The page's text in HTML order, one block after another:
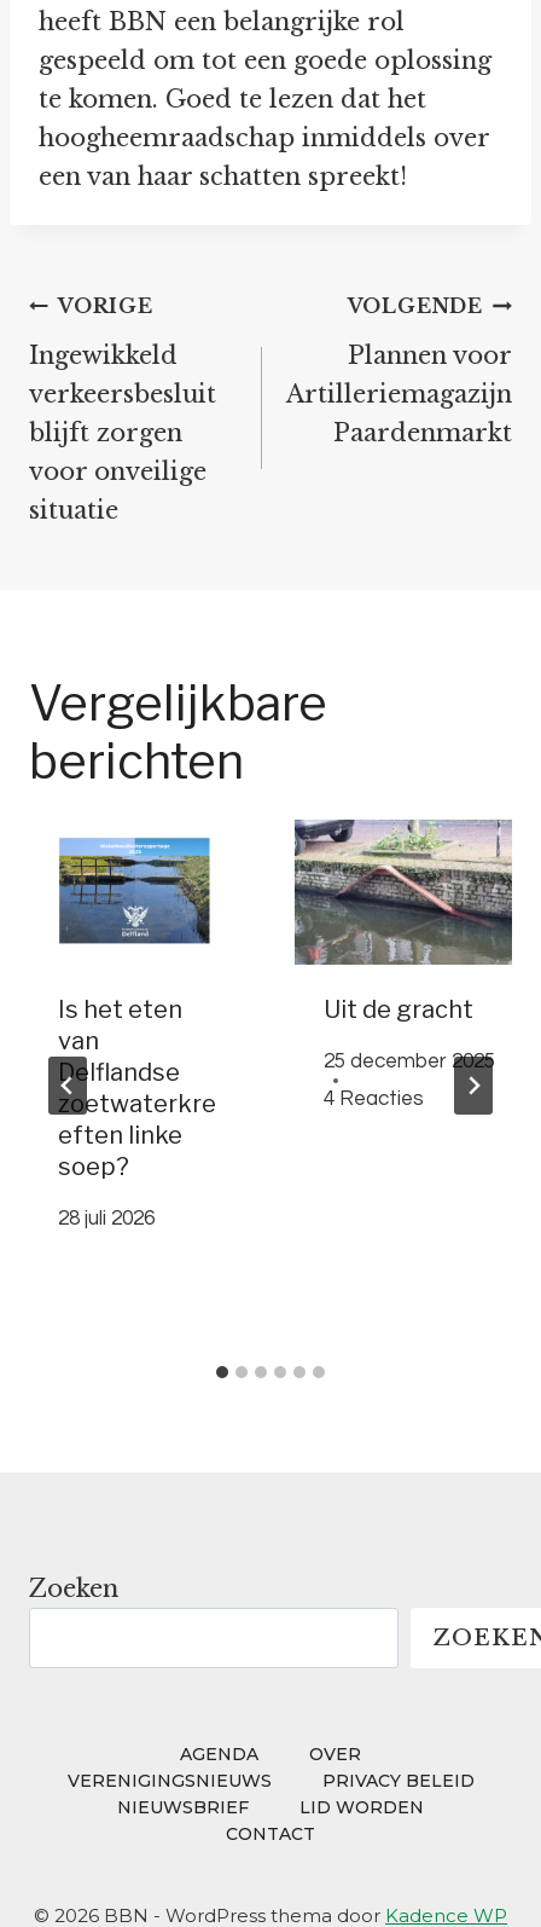
heeft BBN een belangrijke rol
gespeeld om tot een goede oplossing
te komen. Goed te lezen dat het
hoogheemraadschap inmiddels over
een van haar schatten spreekt!
Bericht
navigatie
VORIGE
Ingewikkeld
verkeersbesluit
blijft zorgen
voor onveilige
situatie
VOLGENDE
Plannen voor
Artilleriemagazijn
Paardenmarkt
Vergelijkbare
berichten
Is het eten
van
Delflandse
zoetwaterkre
eften linke
soep?
28 juli 2026
Uit de gracht
25 december 2025
4 Reacties
Zoeken
AGENDA
OVER
VERENIGINGSNIEUWS
PRIVACY BELEID
NIEUWSBRIEF
LID WORDEN
CONTACT
© 2026 BBN - WordPress thema door Kadence WP